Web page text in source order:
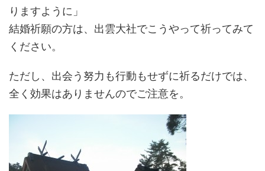
りますように」
結婚祈願の方は、出雲大社でこうやって祈ってみて
ください。
ただし、出会う努力も行動もせずに祈るだけでは、
全く効果はありませんのでご注意を。